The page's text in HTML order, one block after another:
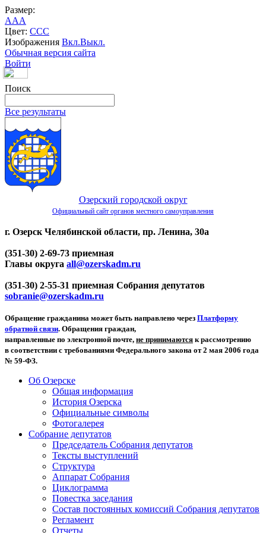
Размер:
AAA
Цвет: CCC
Изображения Вкл.Выкл.
Обычная версия сайта
Войти
Поиск
Все результаты
Озерский городской округ
Официальный сайт органов местного самоуправления
г. Озерск Челябинской области, пр. Ленина, 30а
(351-30) 2-69-73 приемная
Главы округа all@ozerskadm.ru
(351-30) 2-55-31 приемная Собрания депутатов
sobranie@ozerskadm.ru
Обращение гражданина может быть направлено через Платформу
обратной связи. Обращения граждан,
направленные по электронной почте, не принимаются к рассмотрению
в соответствии с требованиями Федерального закона от 2 мая 2006 года
№ 59-ФЗ.
Об Озерске
Общая информация
История Озерска
Официальные символы
Фотогалерея
Собрание депутатов
Председатель Собрания депутатов
Тексты выступлений
Структура
Аппарат Собрания
Циклограмма
Повестка заседания
Состав постоянных комиссий Собрания депутатов
Регламент
Отчеты